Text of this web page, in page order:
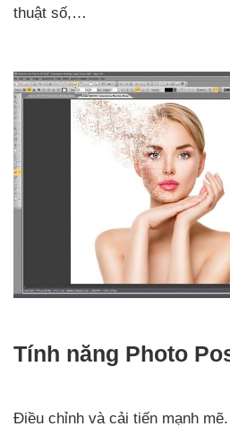
thuật số,…
Tính năng Photo
Điều chỉnh và cải tiến mạnh mẽ.